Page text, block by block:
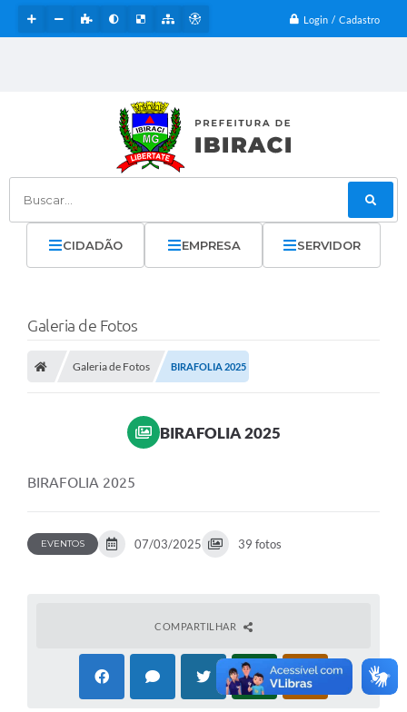
Login / Cadastro
Buscar...
CIDADÃO EMPRESA SERVIDOR
Galeria de Fotos
Galeria de Fotos BIRAFOLIA 2025
BIRAFOLIA 2025
BIRAFOLIA 2025
EVENTOS 07/03/2025 39 fotos
COMPARTILHAR